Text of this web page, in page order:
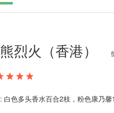
烈火（香港）
白色多头香水百合2枝，粉色康乃